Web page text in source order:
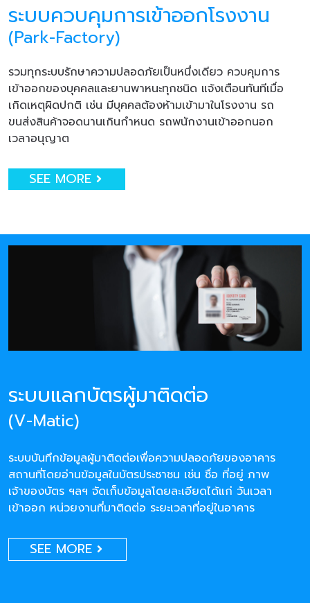
ระบบควบคุมการเข้าออกโรงงาน
(Park-Factory)
รวมทุกระบบรักษาความปลอดภัยเป็นหนึ่งเดียว ควบคุมการ
เข้าออกของบุคคลและยานพาหนะทุกชนิด แจ้งเตือนทันทีเมื่อ
เกิดเหตุผิดปกติ เช่น มีบุคคลต้องห้ามเข้ามาในโรงงาน รถ
ขนส่งสินค้าจอดนานเกินกำหนด รถพนักงานเข้าออกนอก
เวลาอนุญาต
SEE MORE
ระบบแลกบัตรผู้มาติดต่อ
(V-Matic)
ระบบบันทึกข้อมูลผู้มาติดต่อเพื่อความปลอดภัยของอาคาร
สถานที่โดยอ่านข้อมูลในบัตรประชาชน เช่น ชื่อ ที่อยู่ ภาพ
เจ้าของบัตร ฯลฯ จัดเก็บข้อมูลโดยละเอียดได้แก่ วันเวลา
เข้าออก หน่วยงานที่มาติดต่อ ระยะเวลาที่อยู่ในอาคาร
SEE MORE